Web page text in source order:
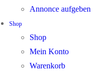
Annonce aufgeben
Shop
Shop
Mein Konto
Warenkorb